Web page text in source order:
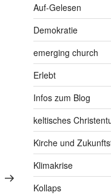
Nächster
Beitrag
Auf-Gelesen
Demokratie
emerging church
Erlebt
Infos zum Blog
keltisches
Kirche und
Klimakrise
Kollaps